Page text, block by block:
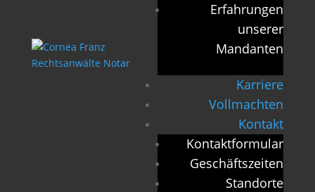
Erfahrungen
unserer
Mandanten
Karriere
Vollmachten
Kontakt
Kontaktformular
Geschäftszeiten
Standorte